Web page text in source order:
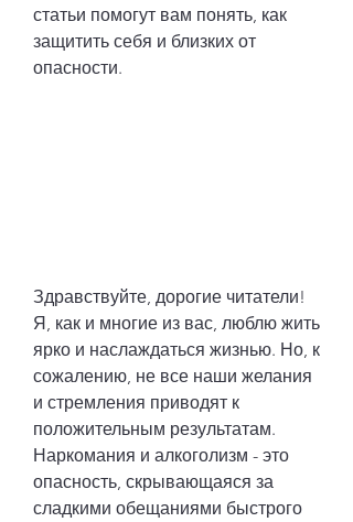
статьи помогут вам понять, как
защитить себя и близких от
опасности.
Здравствуйте, дорогие читатели!
Я, как и многие из вас, люблю жить
ярко и наслаждаться жизнью. Но, к
сожалению, не все наши желания
и стремления приводят к
положительным результатам.
Наркомания и алкоголизм - это
опасность, скрывающаяся за
сладкими обещаниями быстрого